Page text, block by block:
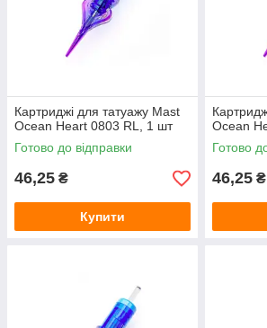
Картриджі для татуажу Mast
Ocean Heart 0803 RL, 1 шт
Готово до відправки
46,25 ₴
Купити
Ocean
Готово
46,25 ₴